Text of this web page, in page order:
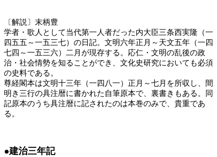
〔解説〕末柄豊
学者・歌人として当代第一人者だった内大臣三条西実隆（一
四五五～一五三七）の日記。文明六年正月～天文五年（一四
七四～一五三六）二月が現存する。応仁・文明の乱後の政
治・社会情勢を知ることができ、文化史研究においても必須
の史料である。
尊経閣本は文明十三年（一四八一）正月～七月を所収し、間
明き三行の具注暦に書かれた自筆原本で、裏書きもある。同
記原本のうち具注暦に記されたのは本巻のみで、貴重であ
る。
●建治三年記